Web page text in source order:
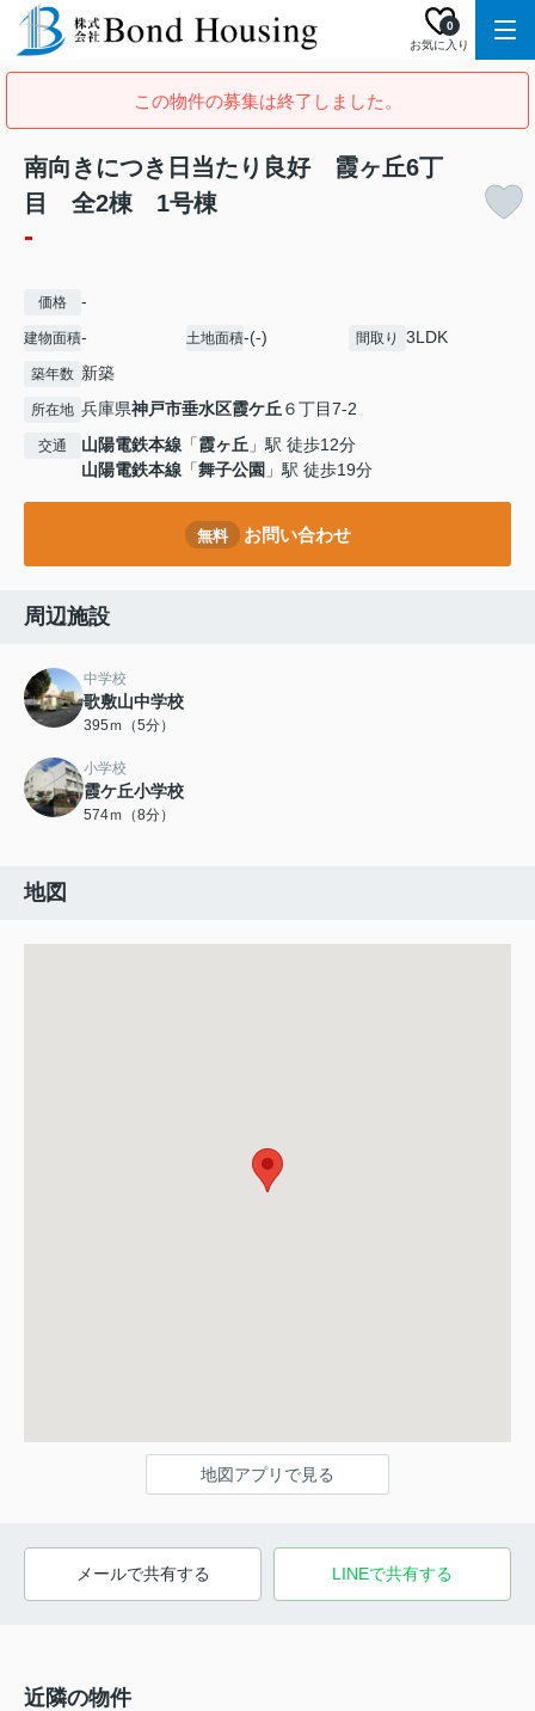
お気に入り
0
この物件の募集は終了しました。
南向きにつき日当たり良好 霞ヶ丘6丁
目 全2棟 1号棟
-
価格 -
建物面積- 土地面積-(-) 間取り 3LDK
築年数 新築
所在地 兵庫県神戸市垂水区霞ケ丘 ６丁目7-2
交通 山陽電鉄本線 「霞ヶ丘 」駅 徒歩12分
山陽電鉄本線 「舞子公園 」駅 徒歩19分
無料 お問い合わせ
周辺施設
中学校
歌敷山中学校
395ｍ（5分）
小学校
霞ケ丘小学校
574ｍ（8分）
地図
地図アプリで見る
メールで共有する LINEで共有する
近隣の物件